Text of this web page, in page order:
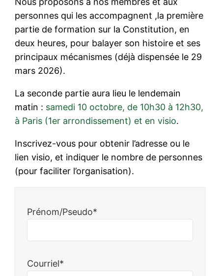
personnes qui les accompagnent ,la première
partie de formation sur la Constitution, en
deux heures, pour balayer son histoire et ses
principaux mécanismes (déjà dispensée le 29
mars 2026).
La seconde partie aura lieu le lendemain
matin : samedi 10 octobre, de 10h30 à 12h30,
à Paris (1er arrondissement) et en visio.
Inscrivez-vous pour obtenir l’adresse ou le
lien visio, et indiquer le nombre de personnes
(pour faciliter l’organisation).
Prénom/Pseudo*
Courriel*